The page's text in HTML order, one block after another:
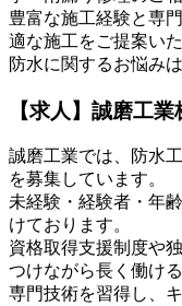
豊富な施工経験と専
適な施工をご提案いた
防水に関するお悩み
【求人】誠磨工
誠磨工業では、防水
を募集しています。
未経験・経験者・年
けております。
資格取得支援制度や
つけながら長く働ける
専門技術を習得し、